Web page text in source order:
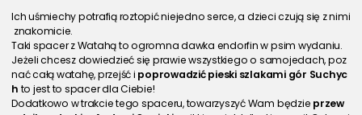
Ich uśmiechy potrafią roztopić niejedno serce, a dzieci czują się z nimi
znakomicie.
Taki spacer z Watahą to ogromna dawka endorfin w psim wydaniu.
Jeżeli chcesz dowiedzieć się prawie wszystkiego o samojedach, poz
nać całą watahę, przejść i poprowadzić pieski szlakami gór Suchyc
h to jest to spacer dla Ciebie!
Dodatkowo w trakcie tego spaceru, towarzyszyć Wam będzie przew